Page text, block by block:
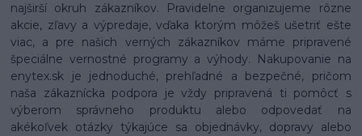
najširší okruh zákazníkov. Pravidelne organizujeme rôzne
akcie, zľavy a výpredaje, vďaka ktorým môžeš ušetriť ešte
viac, a pre našich verných zákazníkov máme pripravené
špeciálne vernostné programy a výhody. Nakupovanie na
enytex.sk je jednoduché, prehľadné a bezpečné, pričom
naša zákaznícka podpora je vždy pripravená ti pomôcť s
výberom správneho produktu alebo odpovedať na
akékoľvek otázky týkajúce sa objednávky, dopravy alebo